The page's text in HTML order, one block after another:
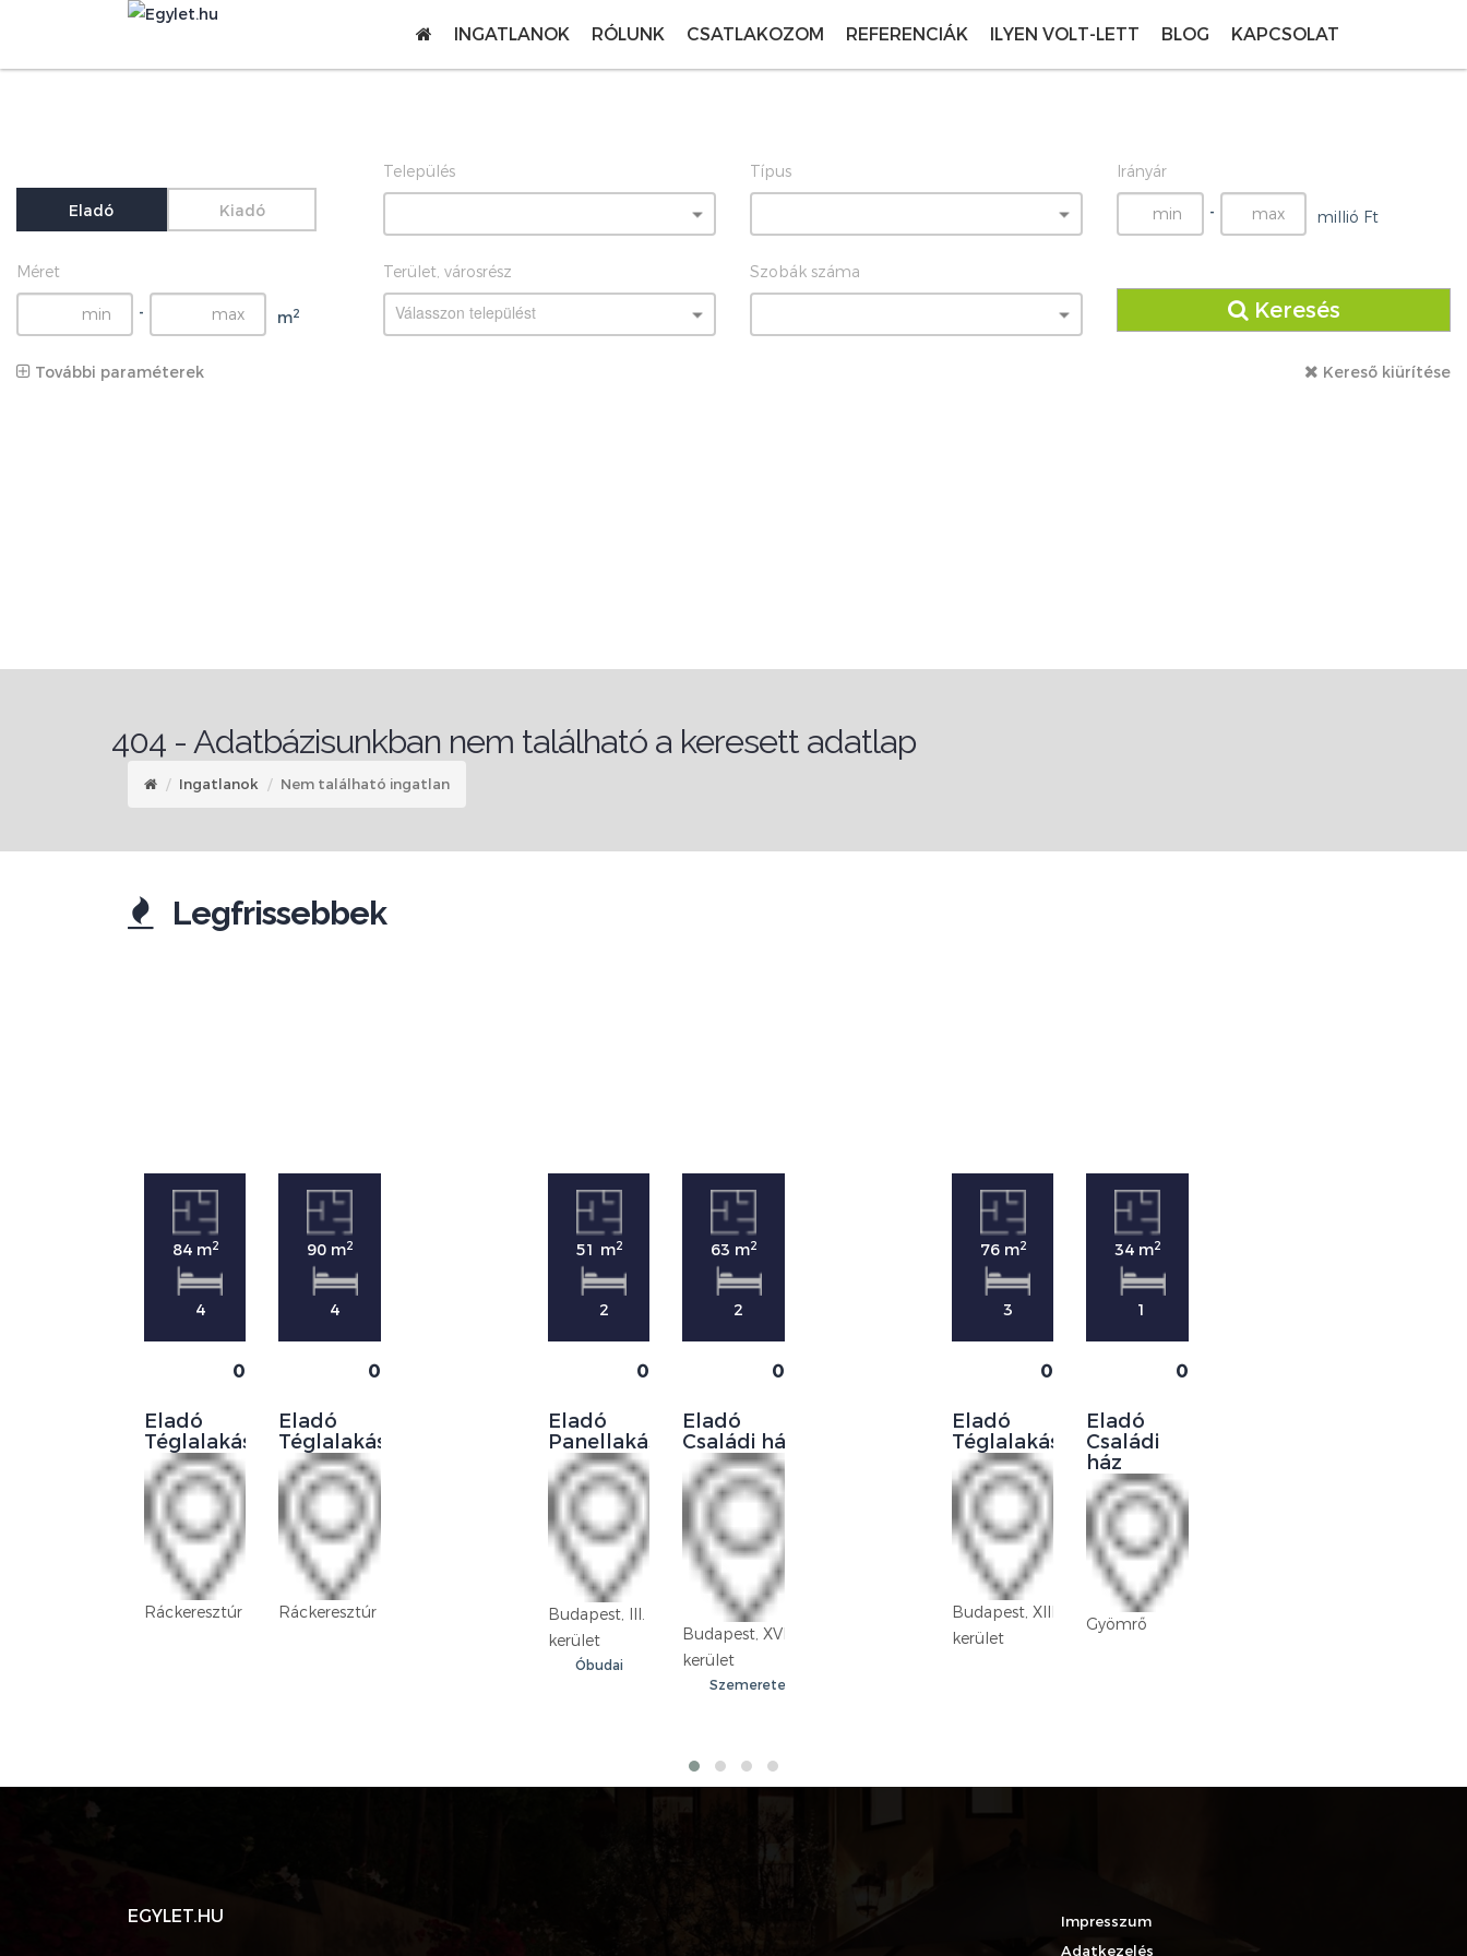
INGATLANOK RÓLUNK CSATLAKOZOM REFERENCIÁK ILYEN VOLT-LETT BLOG KAPCSOLAT
Eladó Kiadó
Település Típus
Irányár
-
millió Ft
Méret
-
m2
Terület, városrész
Válasszon települést
Szobák száma
Keresés
További paraméterek Kereső kiürítése
404 - Adatbázisunkban nem található a keresett adatlap
Ingatlanok Nem található ingatlan
Legfrissebbek
84 m2
4
0
Eladó
Téglalakás
Ráckeresztúr
90 m2
4
0
Eladó
Téglalakás
Ráckeresztúr
51 m2
2
0
Eladó
Panellakás
Budapest, III.
kerület
Óbudai
63 m2
2
0
Eladó
Családi ház
Budapest, XVIII.
kerület
Szemeretelep
76 m2
3
0
Eladó
Téglalakás
Budapest, XIII.
kerület
34 m2
1
0
Eladó
Családi
ház
Gyömrő
EGYLET.HU
Impresszum
Adatkezelés